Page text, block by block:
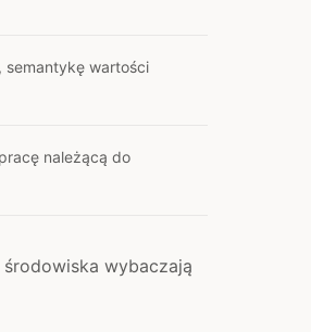
semantykę wartości
należącą do
wybaczają